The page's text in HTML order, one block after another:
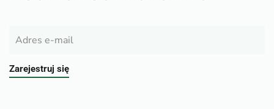
Zarejestruj się